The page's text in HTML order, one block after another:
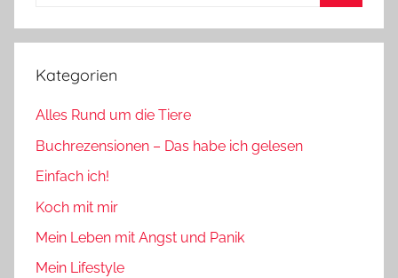
Kategorien
Alles Rund um die Tiere
Buchrezensionen – Das habe ich gelesen
Einfach ich!
Koch mit mir
Mein Leben mit Angst und Panik
Mein Lifestyle